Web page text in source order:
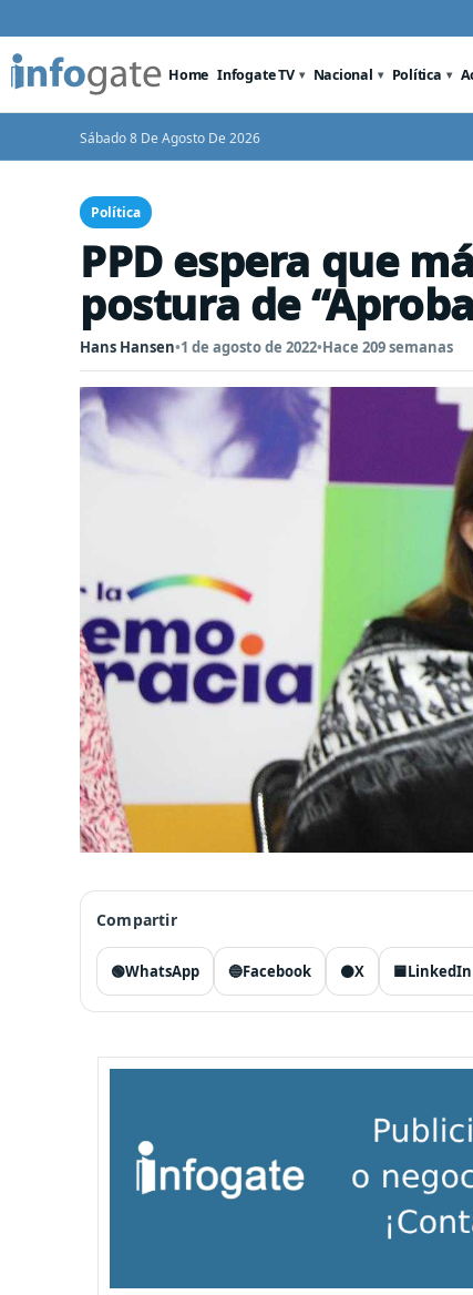
Home Infogate TV Nacional Política
Sábado 8 De Agosto De 2026
Política
PPD espera que
postura de
Hans Hansen•1 de agosto de 2022•Hace 209 semanas
Compartir
🟢WhatsApp 🔵Facebook ⚫X 🟦LinkedIn